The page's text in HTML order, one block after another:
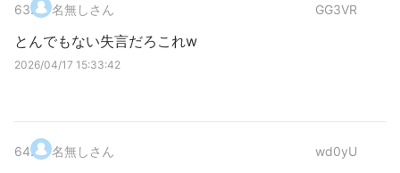
63. 名無しさん GG3VR
とんでもない失言だろこれw
2026/04/17 15:33:42
64. 名無しさん wd0yU